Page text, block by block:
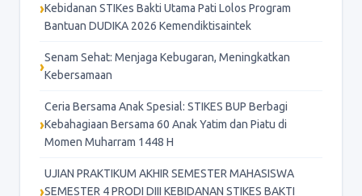
Kebidanan STIKes Bakti Utama Pati Lolos Program
Bantuan DUDIKA 2026 Kemendiktisaintek
Senam Sehat: Menjaga Kebugaran, Meningkatkan
Kebersamaan
Ceria Bersama Anak Spesial: STIKES BUP Berbagi
Kebahagiaan Bersama 60 Anak Yatim dan Piatu di
Momen Muharram 1448 H
UJIAN PRAKTIKUM AKHIR SEMESTER MAHASISWA
SEMESTER 4 PRODI DIII KEBIDANAN STIKES BAKTI